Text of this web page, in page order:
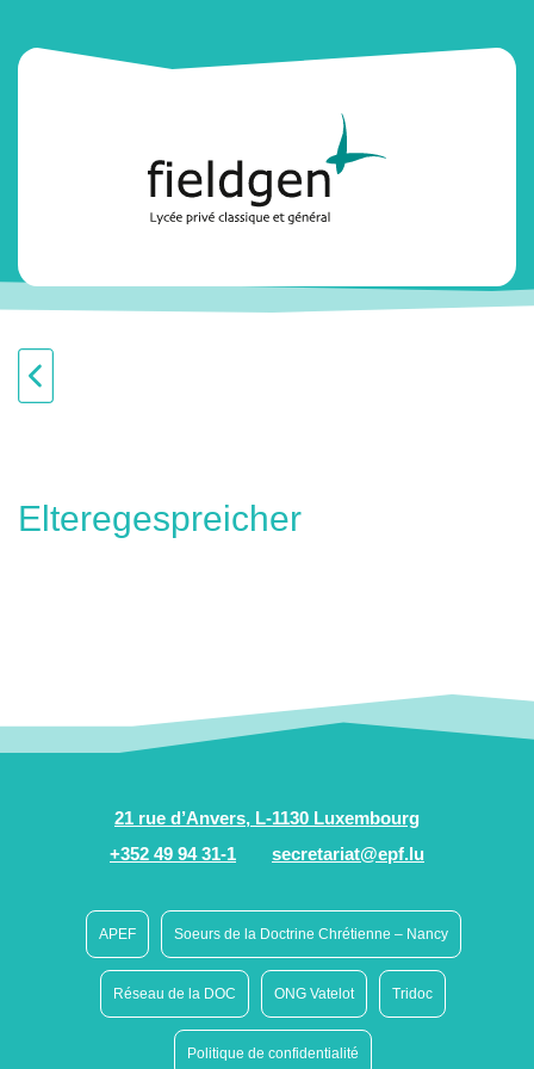
Elteregespreicher
21 rue d’Anvers, L-1130 Luxembourg
+352 49 94 31-1
secretariat@epf.lu
APEF Soeurs de la Doctrine Chrétienne – Nancy
Réseau de la DOC ONG Vatelot Tridoc
Politique de confidentialité